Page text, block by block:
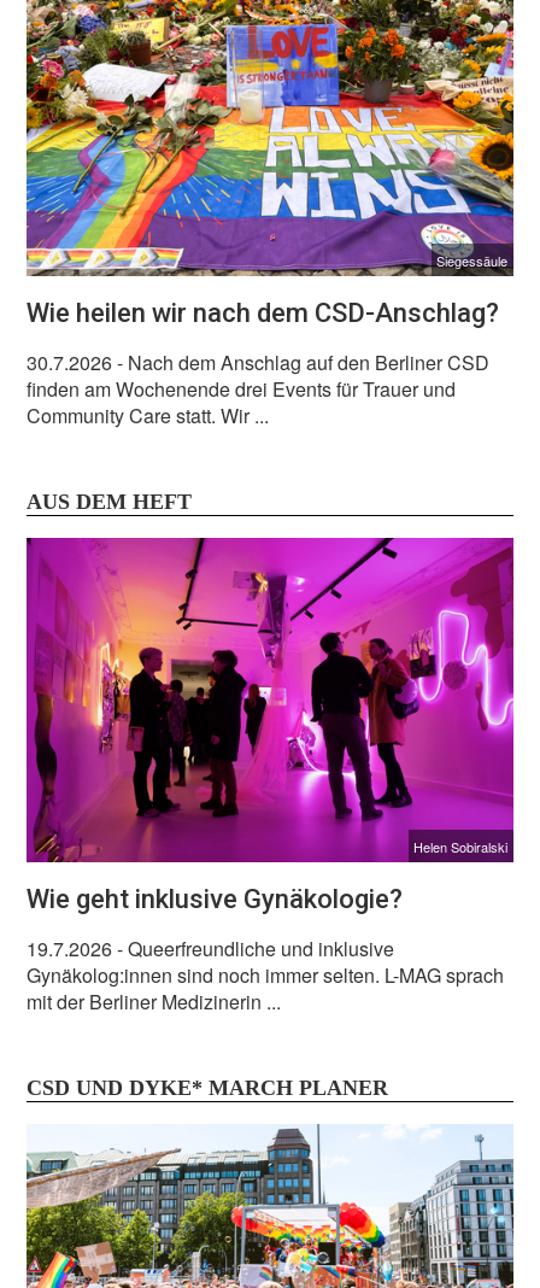
Siegessäule
Wie heilen wir nach dem CSD-Anschlag?
30.7.2026- Nach dem Anschlag auf den Berliner CSD
finden am Wochenende drei Events für Trauer und
Community Care statt. Wir ...
AUS DEM HEFT
Helen Sobiralski
Wie geht inklusive Gynäkologie?
19.7.2026- Queerfreundliche und inklusive
Gynäkolog:innen sind noch immer selten. L-MAG sprach
mit der Berliner Medizinerin ...
CSD UND DYKE* MARCH PLANER